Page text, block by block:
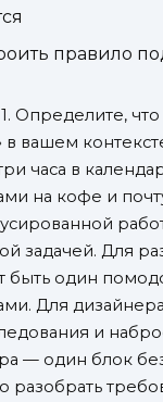
правило
Определите, что
в вашем
часа в
на кофе и
задачей. Для
быть один
Для
и
— один блок
разобрать